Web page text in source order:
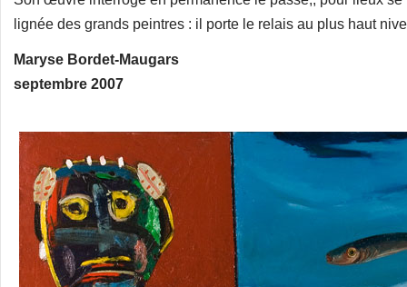
lignée des grands peintres : il porte le relais au plus haut
Maryse Bordet-Maugars
septembre 2007